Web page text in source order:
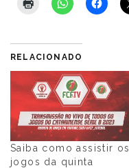
RELACIONADO
Saiba como assistir os
jogos da quinta